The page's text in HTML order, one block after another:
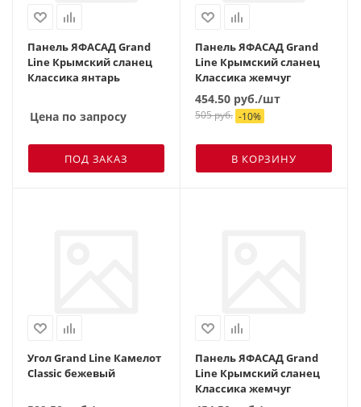
Панель ЯФАСАД Grand
Line Крымский сланец
Классика янтарь
Цена по запросу
ПОД ЗАКАЗ
Панель ЯФАСАД Grand
Line Крымский сланец
Классика жемчуг
454.50 руб./шт
505руб. -10%
В КОРЗИНУ
Угол Grand Line Камелот
Classic бежевый
Панель ЯФАСАД Grand
Line Крымский сланец
Классика жемчуг